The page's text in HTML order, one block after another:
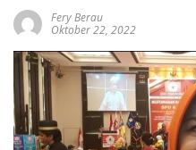
Fery Berau
Oktober 22, 2022